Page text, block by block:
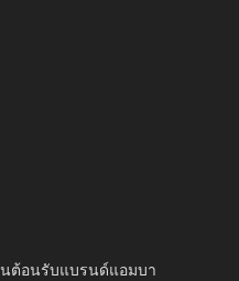
ต้อนรับแบรนด์แอมบา